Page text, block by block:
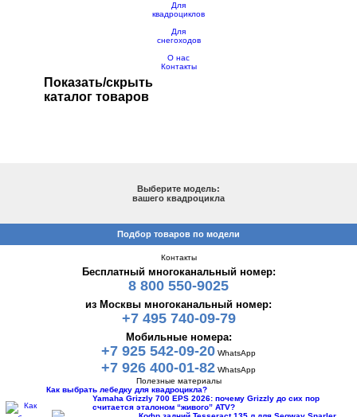
Для
квадроциклов
Для
снегоходов
О нас
Контакты
Показать/скрыть
каталог товаров
Выберите модель:
вашего квадроцикла
Подбор товаров по модели
Контакты
Бесплатный многоканальный номер:
8 800 550-9025
из Москвы многоканальный номер:
+7 495 740-09-79
Мобильные номера:
+7 925 542-09-20 WhatsApp
+7 926 400-01-82 WhatsApp
Полезные материалы
Как выбрать лебедку для квадроцикла?
Yamaha Grizzly 700 EPS 2026: почему Grizzly до сих пор
считается эталоном “живого” ATV?